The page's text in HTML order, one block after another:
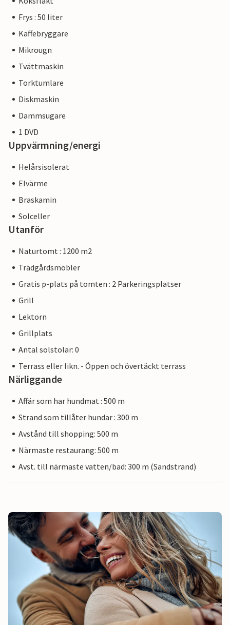
Frys : 50 liter
Kaffebryggare
Mikrougn
Tvättmaskin
Torktumlare
Diskmaskin
Dammsugare
1 DVD
Uppvärmning/energi
Helårsisolerat
Elvärme
Braskamin
Solceller
Utanför
Naturtomt : 1200 m2
Trädgårdsmöbler
Gratis p-plats på tomten : 2 Parkeringsplatser
Grill
Lektorn
Grillplats
Antal solstolar: 0
Terrass eller likn. - Öppen och övertäckt terrass
Närliggande
Affär som har hundmat : 500 m
Strand som tillåter hundar : 300 m
Avstånd till shopping: 500 m
Närmaste restaurang: 500 m
Avst. till närmaste vatten/bad: 300 m (Sandstrand)